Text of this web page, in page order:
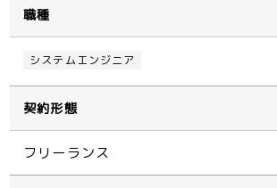
職種
システムエンジニア
契約形態
フリーランス